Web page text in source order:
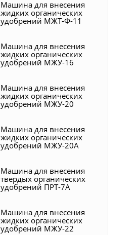
Машина для внесения
жидких органических
удобрений МЖТ-Ф-11
Машина для внесения
жидких органических
удобрений МЖУ-16
Машина для внесения
жидких органических
удобрений МЖУ-20
Машина для внесения
жидких органических
удобрений МЖУ-20А
Машина для внесения
твердых органических
удобрений ПРТ-7А
Машина для внесения
жидких органических
удобрений МЖУ-22